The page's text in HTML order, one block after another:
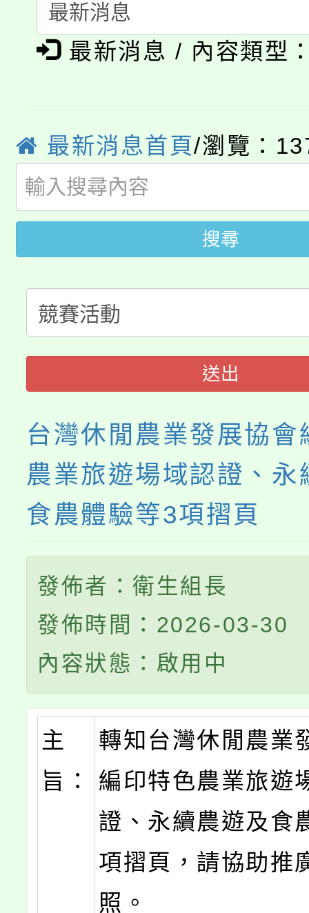
徵才活動。
YOUNG桃局內行報名
局官網。
8月14至27日，桃園電
視費優惠，中低收入戶
半價優惠，詳情可洽有
大園自造教育及科技中
份教師增能研習
大溪自造教育及科技中
份教師研習
淨零綠生活教案入校路
會
115年食農教育專業人
程
最新消息 / 內容類型
最新消息首頁/瀏覽：
搜尋
送出
台灣休閒農業發展協會
農業旅遊場域認證、永
食農體驗等3項摺頁
發佈者：衛生組長
發佈時間：2026-03-30
內容狀態：啟用中
主
旨：
轉知台灣休閒農業
編印特色農業旅遊
證、永續農遊及食
項摺頁，請協助推
照。